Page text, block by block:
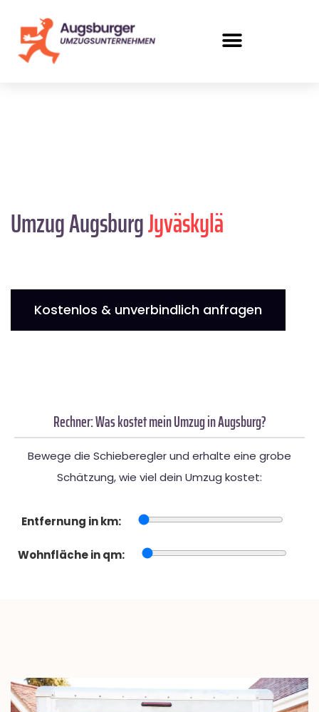
Umzug AugsburgJyväskylä
Kostenlos & unverbindlich anfragen
Rechner: Was kostet mein Umzug in Augsburg?
Bewege die Schieberegler und erhalte eine grobe
Schätzung, wie viel dein Umzug kostet:
Entfernung in km:
Wohnfläche in qm: